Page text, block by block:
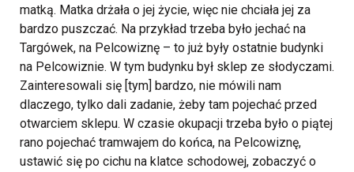
matką. Matka drżała o jej życie, więc nie chciała jej za
bardzo puszczać. Na przykład trzeba było jechać na
Targówek, na Pelcowiznę – to już były ostatnie budynki
na Pelcowiznie. W tym budynku był sklep ze słodyczami.
Zainteresowali się [tym] bardzo, nie mówili nam
dlaczego, tylko dali zadanie, żeby tam pojechać przed
otwarciem sklepu. W czasie okupacji trzeba było o piątej
rano pojechać tramwajem do końca, na Pelcowiznę,
ustawić się po cichu na klatce schodowej, zobaczyć o